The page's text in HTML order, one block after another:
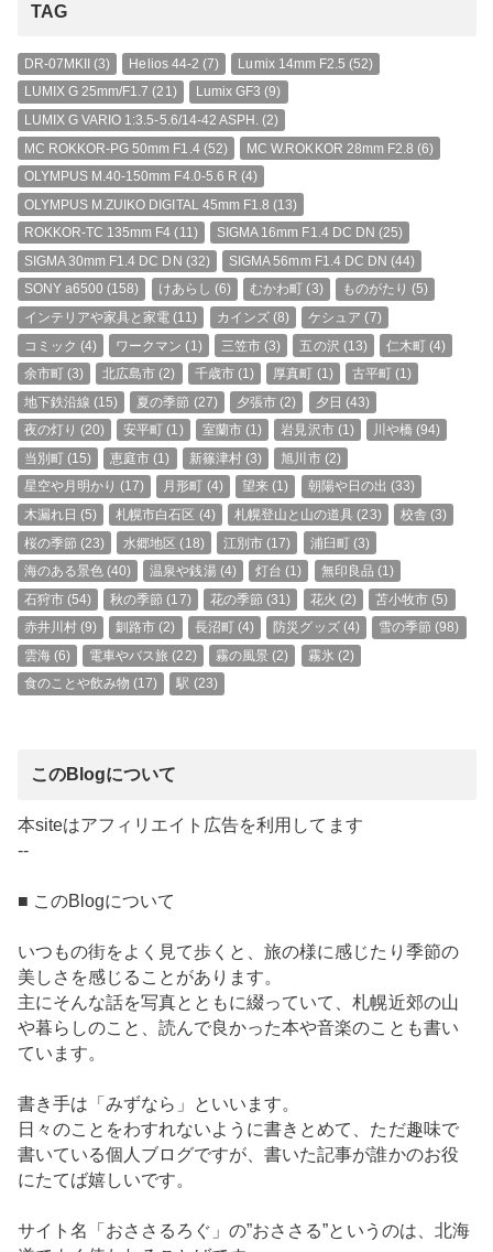
TAG
DR-07MKII(3) Helios 44-2 (7) Lumix 14mm F2.5 (52)
LUMIX G 25mm/F1.7 (21) Lumix GF3 (9)
LUMIX G VARIO 1:3.5-5.6/14-42 ASPH. (2)
MC ROKKOR-PG 50mm F1.4(52) MC W.ROKKOR 28mm F2.8 (6)
OLYMPUS M.40-150mm F4.0-5.6 R (4)
OLYMPUS M.ZUIKO DIGITAL 45mm F1.8 (13)
ROKKOR-TC 135mm F4 (11) SIGMA 16mm F1.4 DC DN (25)
SIGMA 30mm F1.4 DC DN (32) SIGMA 56mm F1.4 DC DN (44)
SONY a6500 (158) けあらし (6) むかわ町 (3) ものがたり (5)
インテリアや家具と家電 (11) カインズ(8) ケシュア (7)
コミック (4) ワークマン (1) 三笠市 (3) 五の沢 (13) 仁木町 (4)
余市町(3) 北広島市 (2) 千歳市(1) 厚真町 (1) 古平町 (1)
地下鉄沿線 (15) 夏の季節 (27) 夕張市 (2) 夕日 (43)
夜の灯り (20) 安平町 (1) 室蘭市(1) 岩見沢市(1) 川や橋 (94)
当別町(15) 恵庭市 (1) 新篠津村(3) 旭川市(2)
星空や月明かり (17) 月形町 (4) 望来 (1) 朝陽や日の出 (33)
木漏れ日 (5) 札幌市白石区 (4) 札幌登山と山の道具 (23) 校舎 (3)
桜の季節 (23) 水郷地区 (18) 江別市 (17) 浦臼町(3)
海のある景色(40) 温泉や銭湯(4) 灯台 (1) 無印良品 (1)
石狩市(54) 秋の季節 (17) 花の季節 (31) 花火 (2) 苫小牧市 (5)
赤井川村(9) 釧路市 (2) 長沼町(4) 防災グッズ(4) 雪の季節 (98)
雲海(6) 電車やバス旅 (22) 霧の風景 (2) 霧氷 (2)
食のことや飲み物 (17) 駅 (23)
このBlogについて
本siteはアフィリエイト広告を利用してます
--
■ このBlogについて
いつもの街をよく見て歩くと、旅の様に感じたり季節の
美しさを感じることがあります。
主にそんな話を写真とともに綴っていて、札幌近郊の山
や暮らしのこと、読んで良かった本や音楽のことも書い
ています。
書き手は「みずなら」といいます。
日々のことをわすれないように書きとめて、ただ趣味で
書いている個人ブログですが、書いた記事が誰かのお役
にたてば嬉しいです。
サイト名「おささるろぐ」の”おささる”というのは、北海